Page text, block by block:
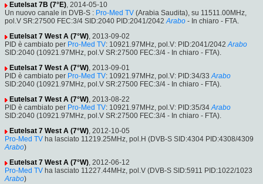
Eutelsat 7B (7°E), 2014-05-10
Un nuovo canale in DVB-S : Pro-Med TV (Arabia Saudita), su 11511.00MHz,
pol.V SR:27500 FEC:3/4 SID:2040 PID:2041/2042 Arabo - In chiaro - FTA.
Eutelsat 7 West A (7°W), 2013-09-02
PID è cambiato per Pro-Med TV: 10921.97MHz, pol.V: PID:2041/2042 Arabo
SID:2040 (10921.97MHz, pol.V SR:27500 FEC:3/4 - In chiaro - FTA).
Eutelsat 7 West A (7°W), 2013-09-01
PID è cambiato per Pro-Med TV: 10921.97MHz, pol.V: PID:34/33 Arabo
SID:2040 (10921.97MHz, pol.V SR:27500 FEC:3/4 - In chiaro - FTA).
Eutelsat 7 West A (7°W), 2013-08-22
PID è cambiato per Pro-Med TV: 10921.97MHz, pol.V: PID:35/34 Arabo
SID:2040 (10921.97MHz, pol.V SR:27500 FEC:3/4 - In chiaro - FTA).
Eutelsat 7 West A (7°W), 2012-10-05
Pro-Med TV ha lasciato 11219.25MHz, pol.H (DVB-S SID:4304 PID:4308/4309
Arabo)
Eutelsat 7 West A (7°W), 2012-06-12
Pro-Med TV ha lasciato 11227.44MHz, pol.V (DVB-S SID:5911 PID:1022/1023
Arabo)